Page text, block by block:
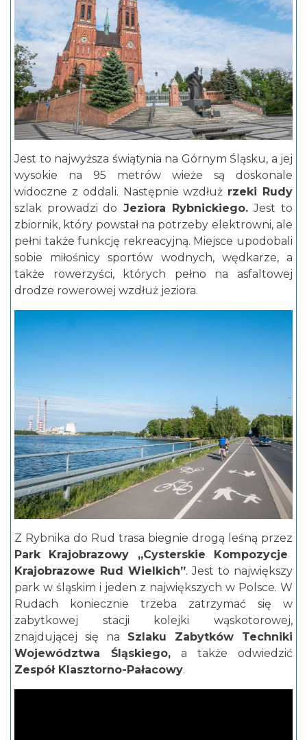
Jest to najwyższa świątynia na Górnym Śląsku, a jej
wysokie na 95 metrów wieże są doskonale
widoczne z oddali. Następnie wzdłuż rzeki Rudy
szlak prowadzi do Jeziora Rybnickiego.Jest to
zbiornik, który powstał na potrzeby elektrowni, ale
pełni także funkcję rekreacyjną. Miejsce upodobali
sobie miłośnicy sportów wodnych, wędkarze, a
także rowerzyści, których pełno na asfaltowej
drodze rowerowej wzdłuż jeziora.
Z Rybnika do Rud trasa biegnie drogą leśną przez
Park Krajobrazowy „Cysterskie Kompozycje
Krajobrazowe Rud Wielkich”. Jest to największy
park w śląskim i jeden z największych w Polsce. W
Rudach koniecznie trzeba zatrzymać się w
zabytkowej stacji kolejki wąskotorowej,
znajdującej się na Szlaku Zabytków Techniki
Województwa Śląskiego, a także odwiedzić
Zespół Klasztorno-Pałacowy.